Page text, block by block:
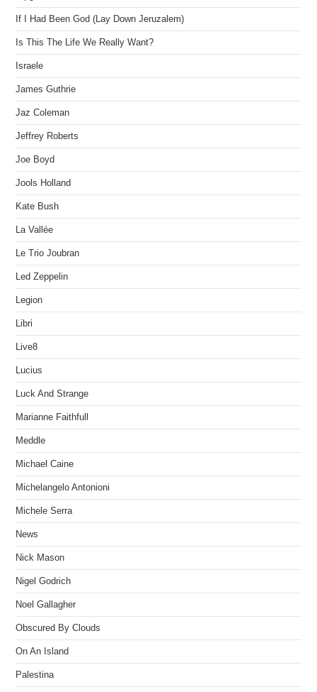
If I Had Been God (Lay Down Jeruzalem)
Is This The Life We Really Want?
Israele
James Guthrie
Jaz Coleman
Jeffrey Roberts
Joe Boyd
Jools Holland
Kate Bush
La Vallée
Le Trio Joubran
Led Zeppelin
Legion
Libri
Live8
Lucius
Luck And Strange
Marianne Faithfull
Meddle
Michael Caine
Michelangelo Antonioni
Michele Serra
News
Nick Mason
Nigel Godrich
Noel Gallagher
Obscured By Clouds
On An Island
Palestina